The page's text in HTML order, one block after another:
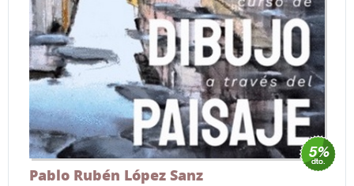
Pablo Rubén López Sanz